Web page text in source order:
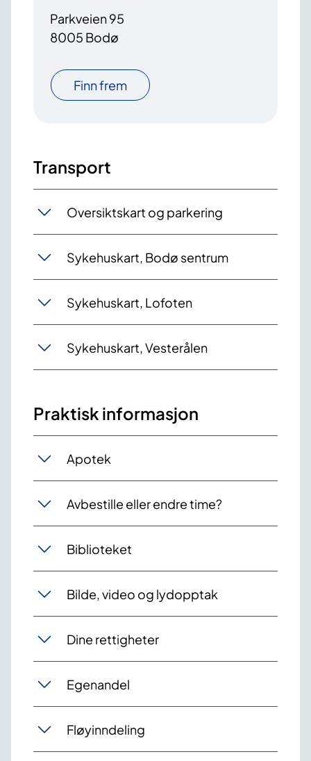
Parkveien 95
8005 Bodø
Finn frem
Transport
Oversiktskart og parkering
Sykehuskart, Bodø sentrum
Sykehuskart, Lofoten
Sykehuskart, Vesterålen
Praktisk informasjon
Apotek
Avbestille eller endre time?
Biblioteket
Bilde, video og lydopptak
Dine rettigheter
Egenandel
Fløyinndeling